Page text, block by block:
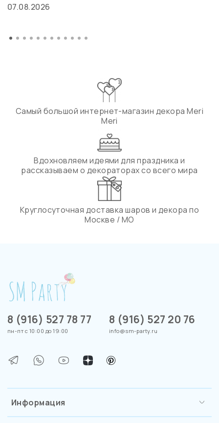
07.08.2026
Самый большой интернет-магазин декора Meri
Meri
Вдохновляем идеями для праздника и
рассказываем о декораторах со всего мира
Круглосуточная доставка шаров и декора по
Москве / МО
Информация
8 (916) 527 78 77
пн-пт с 10:00 до 19:00
8 (916) 527 20 76
info@sm-party.ru